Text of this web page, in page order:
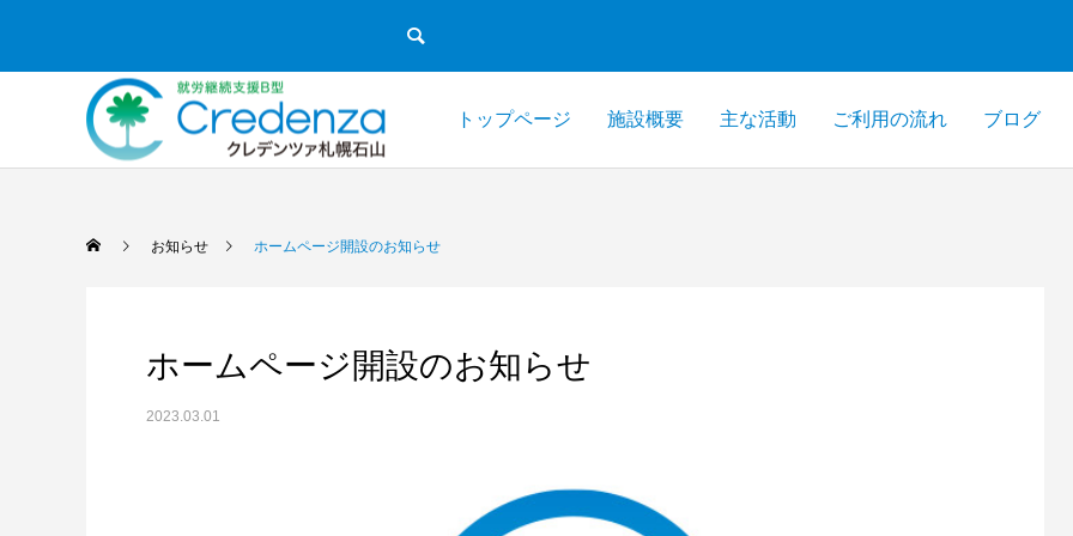
トップページ 施設概要 主な活動 ご利用の流れ ブログ
お知らせ ホームページ開設のお知らせ
ホームページ開設のお知らせ
2023.03.01